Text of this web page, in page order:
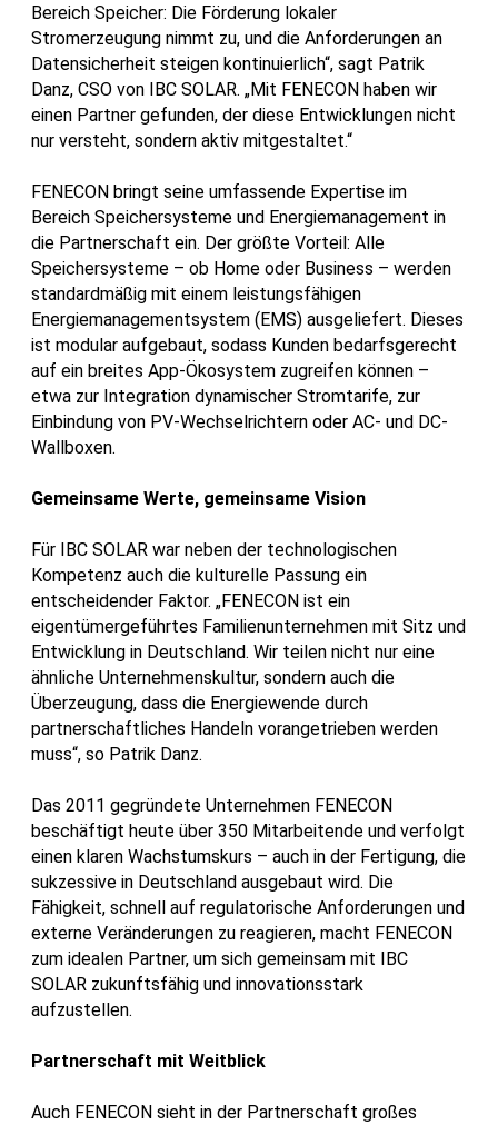
Bereich Speicher: Die Förderung lokaler
Stromerzeugung nimmt zu, und die Anforderungen an
Datensicherheit steigen kontinuierlich“, sagt Patrik
Danz, CSO von IBC SOLAR. „Mit FENECON haben wir
einen Partner gefunden, der diese Entwicklungen nicht
nur versteht, sondern aktiv mitgestaltet.“
FENECON bringt seine umfassende Expertise im
Bereich Speichersysteme und Energiemanagement in
die Partnerschaft ein. Der größte Vorteil: Alle
Speichersysteme – ob Home oder Business – werden
standardmäßig mit einem leistungsfähigen
Energiemanagementsystem (EMS) ausgeliefert. Dieses
ist modular aufgebaut, sodass Kunden bedarfsgerecht
auf ein breites App-Ökosystem zugreifen können –
etwa zur Integration dynamischer Stromtarife, zur
Einbindung von PV-Wechselrichtern oder AC- und DC-
Wallboxen.
Gemeinsame Werte, gemeinsame Vision
Für IBC SOLAR war neben der technologischen
Kompetenz auch die kulturelle Passung ein
entscheidender Faktor. „FENECON ist ein
eigentümergeführtes Familienunternehmen mit Sitz und
Entwicklung in Deutschland. Wir teilen nicht nur eine
ähnliche Unternehmenskultur, sondern auch die
Überzeugung, dass die Energiewende durch
partnerschaftliches Handeln vorangetrieben werden
muss“, so Patrik Danz.
Das 2011 gegründete Unternehmen FENECON
beschäftigt heute über 350 Mitarbeitende und verfolgt
einen klaren Wachstumskurs – auch in der Fertigung, die
sukzessive in Deutschland ausgebaut wird. Die
Fähigkeit, schnell auf regulatorische Anforderungen und
externe Veränderungen zu reagieren, macht FENECON
zum idealen Partner, um sich gemeinsam mit IBC
SOLAR zukunftsfähig und innovationsstark
aufzustellen.
Partnerschaft mit Weitblick
Auch FENECON sieht in der Partnerschaft großes